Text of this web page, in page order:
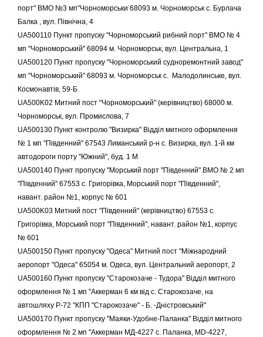
порт" ВМО №3 мп"Чорноморськи 68093 м. Чорноморськ с. Бурлача
Балка , вул. Північна, 4
UA500110 Пункт пропуску "Чорноморський рибний порт" ВМО № 4
мп "Чорноморський" 68094 м. Чорноморськ, вул. Центральна, 1
UA500120 Пункт пропуску "Чорноморський судноремонтний завод"
мп "Чорноморський" 68093 м. Чорноморськ с. Малодолинське, вул.
Космонавтів, 59-Б
UA500K02 Митний пост "Чорноморський" (керівництво) 68000 м.
Чорноморськ, вул. Промислова, 7
UA500130 Пункт контролю "Визирка" Відділ митного оформлення
№ 1 мп "Південний" 67543 Лиманський р-н с. Визирка, вул. 1-й км
автодороги порту "Южний", буд. 1 М
UA500140 Пункт пропуску "Морський порт "Південний" ВМО № 2 мп
"Південний" 67553 с. Григорівка, Морський порт "Південний",
навант. район №1, корпус № 601
UA500K03 Митний пост "Південний" (керівництво) 67553 с.
Григорівка, Морський порт "Південний", навант. район №1, корпус
№ 601
UA500150 Пункт пропуску "Одеса" Митний пост "Міжнародний
аеропорт "Одеса" 65054 м. Одеса, вул. Центральний аеропорт, 2
UA500160 Пункт пропуску "Старокозаче - Тудора" Відділ митного
оформлення № 1 мп "Аккерман 6 км від с. Старокозаче, на
автошляху P-72 "КПП "Старокозаче" - Б. -Дністровський"
UA500170 Пункт пропуску "Маяки-Удобне-Паланка" Відділ митного
оформлення № 2 мп "Аккерман МД-4227 с. Паланка, MD-4227,